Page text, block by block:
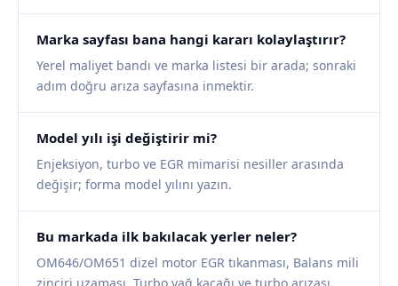
Marka sayfası bana hangi kararı kolaylaştırır?
Yerel maliyet bandı ve marka listesi bir arada; sonraki
adım doğru arıza sayfasına inmektir.
Model yılı işi değiştirir mi?
Enjeksiyon, turbo ve EGR mimarisi nesiller arasında
değişir; forma model yılını yazın.
Bu markada ilk bakılacak yerler neler?
OM646/OM651 dizel motor EGR tıkanması, Balans mili